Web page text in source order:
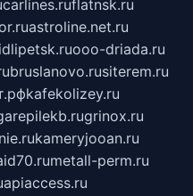
carlines.ruflatnsk.ru
astroline.net.ru
ooo-driada.ru
bruslanovo.rusiterem.ru
kafekolizey.ru
grinox.ru
kameryjooan.ru
metall-perm.ru
apiaccess.ru